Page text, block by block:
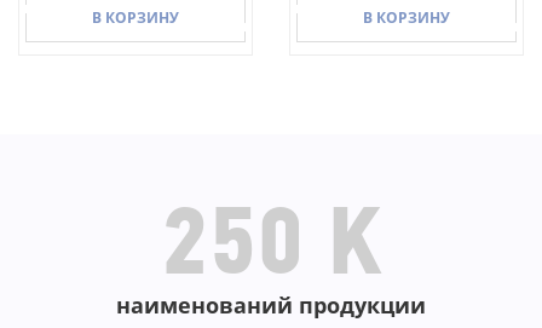
В КОРЗИНУ В КОРЗИНУ
250 K
наименований продукции